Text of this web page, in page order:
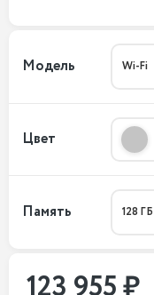
Модель Wi-Fi
Цвет
Память 128 ГБ